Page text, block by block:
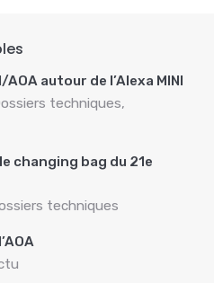
AOA autour de l’Alexa MINI
techniques,
le changing bag du 21e
techniques